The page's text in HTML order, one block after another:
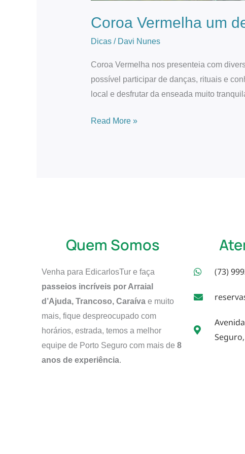
Coroa Vermelha um
Dicas/ Davi Nunes
Coroa Vermelha nos presenteia com
possível participar de danças, rituais e
local e desfrutar da enseada muito
Read More »
Quem Somos
Venha para EdicarlosTur e faça
passeios incríveis por Arraial
d’Ajuda, Trancoso, Caraíva e muito
mais, fique despreocupado com
horários, estrada, temos a melhor
equipe de Porto Seguro com mais de 8
anos de experiência.
(73)